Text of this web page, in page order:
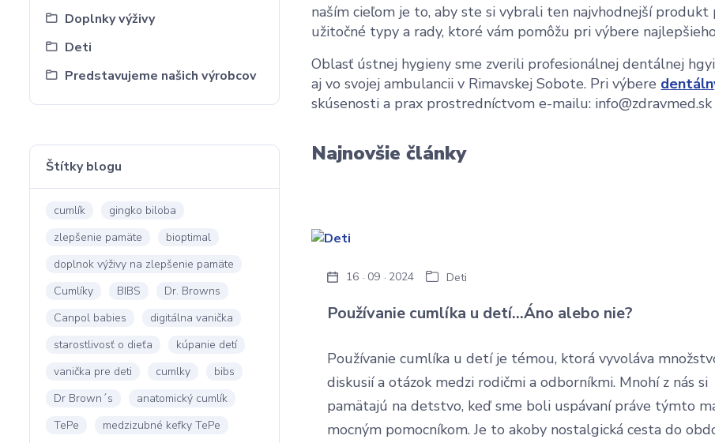
Doplnky výživy
Deti
Predstavujeme našich výrobcov
Štítky blogu
cumlík
gingko biloba
zlepšenie pamäte
bioptimal
doplnok výživy na zlepšenie pamäte
Cumlíky
BIBS
Dr. Browns
Canpol babies
digitálna vanička
starostlivosť o dieťa
kúpanie detí
vanička pre deti
cumlky
bibs
Dr Brown´s
anatomický cumlík
TePe
medzizubné kefky TePe
naším cieľom je to, aby ste si vybrali ten najvhodnejší
užitočné typy a rady, ktoré vám pomôžu pri výbere
Oblasť ústnej hygieny sme zverili profesionálnej dentálnej
aj vo svojej ambulancii v Rimavskej Sobote. Pri výbere
skúsenosti a prax prostredníctvom e-mailu: info@zdravmed.sk
Najnovšie články
Používanie cumlíka u detí...Áno alebo nie?
16 09 2024 Deti
Používanie cumlíka u detí je témou, ktorá vyvoláva
diskusií a otázok medzi rodičmi a odborníkmi. Mnohí z nás si
pamätajú na detstvo, keď sme boli uspávaní práve týmto
mocným pomocníkom. Je to akoby nostalgická cesta do